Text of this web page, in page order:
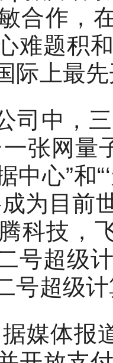
合作，
难题积
际上最
司中，
张网量
中心”和
成为目前
科技，
号超级
号超级
媒体报